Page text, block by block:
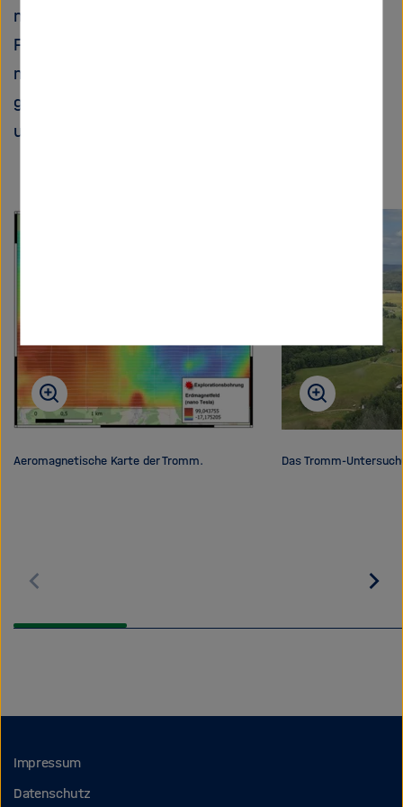
natürlich war es großartig, beim Helikopter-
Flug dabei sein zu können. Ich habe mit
meinem Handy aus dem Cockpit heraus
gedreht und einige dieser Sequenzen sind in
unserem
Dieses
Inhaltskarusell
überspringen
Zurück
Aeromagnetische Karte der Tromm. Das Tromm-
Impressum
Datenschutz